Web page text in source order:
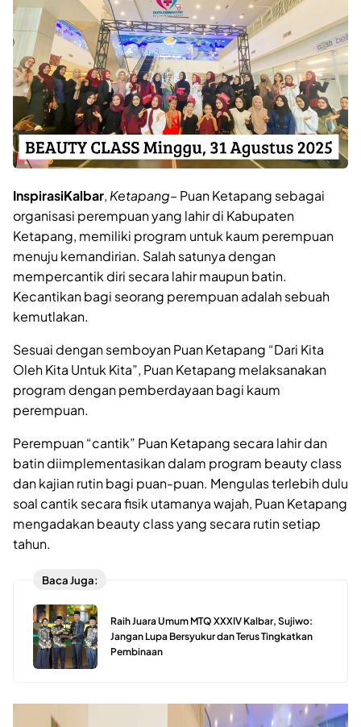
InspirasiKalbar, Ketapang– Puan Ketapang sebagai
organisasi perempuan yang lahir di Kabupaten
Ketapang, memiliki program untuk kaum perempuan
menuju kemandirian. Salah satunya dengan
mempercantik diri secara lahir maupun batin.
Kecantikan bagi seorang perempuan adalah sebuah
kemutlakan.
Sesuai dengan semboyan Puan Ketapang “Dari Kita
Oleh Kita Untuk Kita”, Puan Ketapang melaksanakan
program dengan pemberdayaan bagi kaum
perempuan.
Perempuan “cantik” Puan Ketapang secara lahir dan
batin diimplementasikan dalam program beauty class
dan kajian rutin bagi puan-puan. Mengulas terlebih dulu
soal cantik secara fisik utamanya wajah, Puan Ketapang
mengadakan beauty class yang secara rutin setiap
tahun.
Baca Juga:
Raih Juara Umum MTQ XXXIV Kalbar, Sujiwo:
Jangan Lupa Bersyukur dan Terus Tingkatkan
Pembinaan